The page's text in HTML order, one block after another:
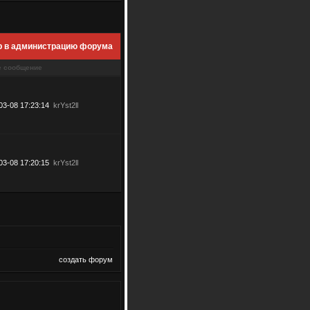
в администрацию форума
сообщение
08 17:23:14 krYst2ll
08 17:20:15 krYst2ll
создать форум